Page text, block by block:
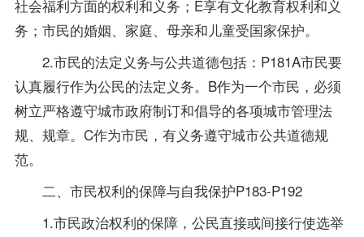
社会福利方面的权利和义务；E享有文化教育权利和义
务；市民的婚姻、家庭、母亲和儿童受国家保护。
2.市民的法定义务与公共道德包括：P181A市民要
认真履行作为公民的法定义务。B作为一个市民，必须
树立严格遵守城市政府制订和倡导的各项城市管理法
规、规章。C作为市民，有义务遵守城市公共道德规
范。
二、市民权利的保障与自我保护P183-P192
1.市民政治权利的保障，公民直接或间接行使选举